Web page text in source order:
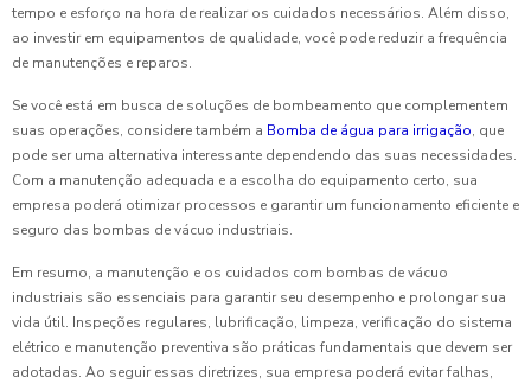
tempo e esforço na hora de realizar os cuidados necessários. Além disso,
ao investir em equipamentos de qualidade, você pode reduzir a frequência
de manutenções e reparos.
Se você está em busca de soluções de bombeamento que complementem
suas operações, considere também a Bomba de água para irrigação, que
pode ser uma alternativa interessante dependendo das suas necessidades.
Com a manutenção adequada e a escolha do equipamento certo, sua
empresa poderá otimizar processos e garantir um funcionamento eficiente e
seguro das bombas de vácuo industriais.
Em resumo, a manutenção e os cuidados com bombas de vácuo
industriais são essenciais para garantir seu desempenho e prolongar sua
vida útil. Inspeções regulares, lubrificação, limpeza, verificação do sistema
elétrico e manutenção preventiva são práticas fundamentais que devem ser
adotadas. Ao seguir essas diretrizes, sua empresa poderá evitar falhas,